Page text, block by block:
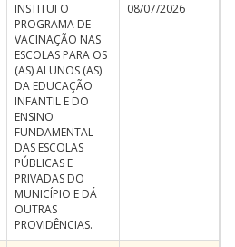
INSTITUI O
PROGRAMA DE
VACINAÇÃO NAS
ESCOLAS PARA OS
(AS) ALUNOS (AS)
DA EDUCAÇÃO
INFANTIL E DO
ENSINO
FUNDAMENTAL
DAS ESCOLAS
PÚBLICAS E
PRIVADAS DO
MUNICÍPIO E DÁ
OUTRAS
PROVIDÊNCIAS.
08/07/2026